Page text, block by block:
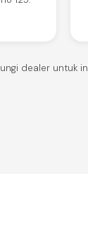
dealer untuk